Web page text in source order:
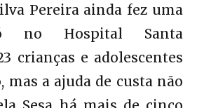
Pereira ainda fez uma
no Hospital Santa
crianças e adolescentes
mas a ajuda de custa não